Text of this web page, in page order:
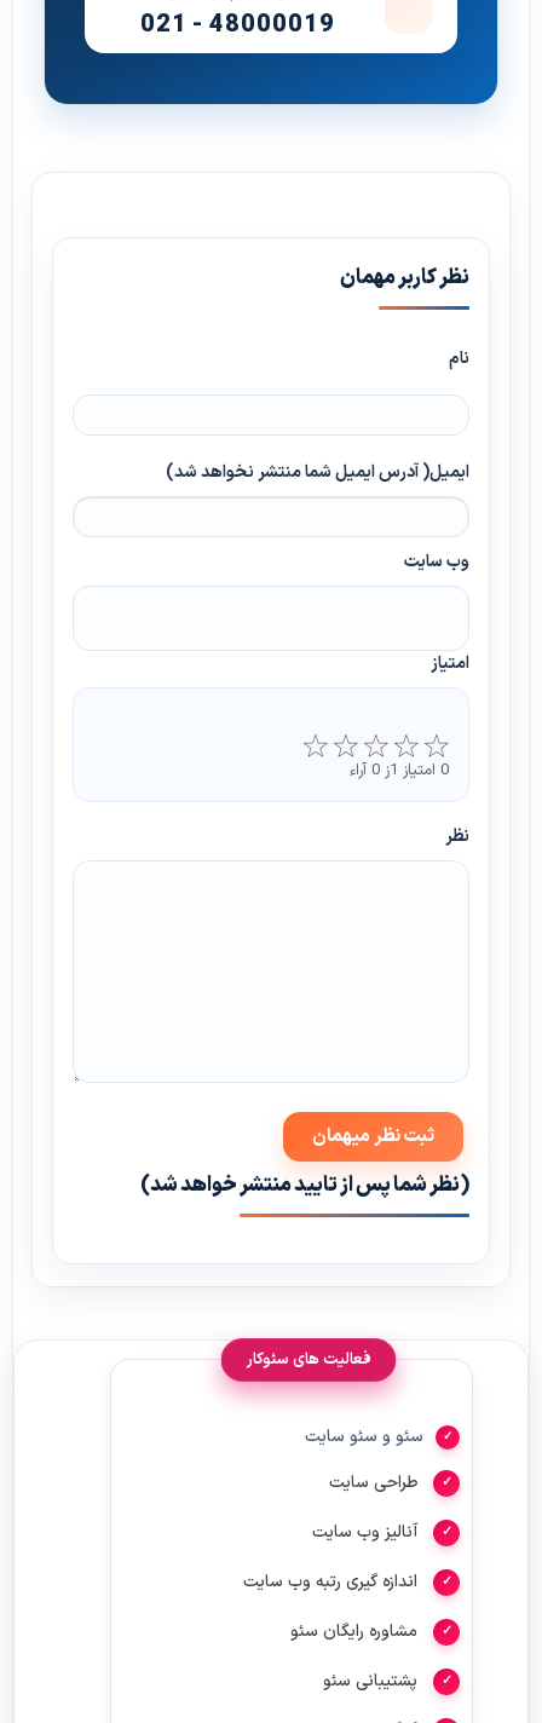
021 - 48000019
نظر کاربر مهمان
نام
ایمیل( آدرس ایمیل شما منتشر نخواهد شد)
وب سایت
امتیاز
0 امتیاز 1ز 0 آراء
نظر
(نظر شما پس از تایید منتشر خواهد شد)
فعالیت های سئوکار
سئو و سئو سایت
طراحی سایت
آنالیز وب سایت
اندازه گیری رتبه وب سایت
مشاوره رایگان سئو
پشتیبانی سئو